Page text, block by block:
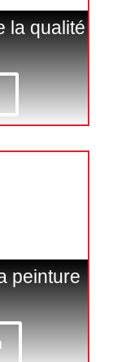
la qualité
peinture